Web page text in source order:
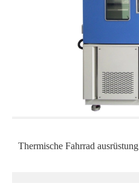
Thermische Fahrrad ausrüstung